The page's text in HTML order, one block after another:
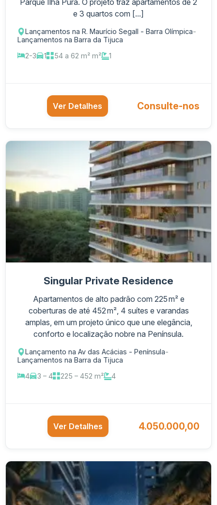
Parque Ilha Pura. O projeto traz apartamentos de 2
e 3 quartos com [...]
Lançamentos na R. Maurício Segall - Barra Olímpica-
Lançamentos na Barra da Tijuca
2-3
1 54 a 62 m² m² 1
Ver Detalhes Consulte-nos
Singular Private Residence
Apartamentos de alto padrão com 225 m² e
coberturas de até 452 m², 4 suítes e varandas
amplas, em um projeto único que une elegância,
conforto e localização nobre na Península.
Lançamento na Av das Acácias - Península-
Lançamentos na Barra da Tijuca
4
3 – 4 225 – 452 m² 4
Ver Detalhes 4.050.000,00